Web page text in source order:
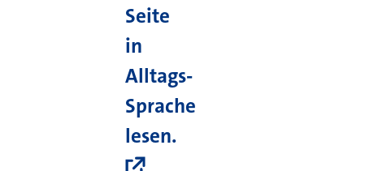
Seite
in
Alltags-
Sprache
lesen.